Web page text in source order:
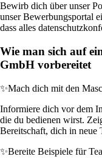
Bewirb dich über unser
unser Bewerbungsportal
dass alles
Wie man sich auf
GmbH vorbereitet
✨Mach dich mit den
Informiere dich vor dem
die du bedienen wirst.
Bereitschaft, dich in neue
✨Bereite Beispiele für